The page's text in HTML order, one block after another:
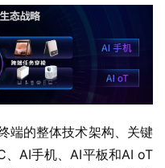
端的整体技术架构、关键
、AI手机、AI平板和AI oT